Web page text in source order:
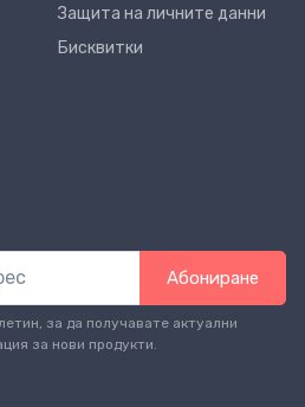
Защита на личните данни
Бисквитки
Абониране
за да получавате актуални
за нови продукти.